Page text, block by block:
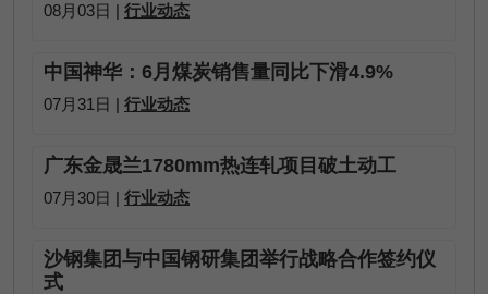
08月03日 | 行业动态
中国神华：6月煤炭销售量同比下滑4.9%
07月31日 | 行业动态
广东金晟兰1780mm热连轧项目破土动工
07月30日 | 行业动态
沙钢集团与中国钢研集团举行战略合作签约仪
式